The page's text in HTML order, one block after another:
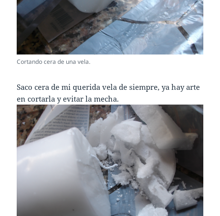
Cortando cera de una vela.
Saco cera de mi querida vela de siempre, ya hay arte
en cortarla y evitar la mecha.